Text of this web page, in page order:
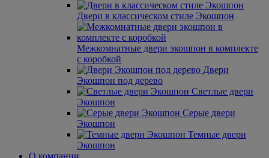
Двери в классическом стиле Экошпон
Межкомнатные двери экошпон в комплекте
с коробкой
Двери
Экошпон под дерево
Светлые двери
Экошпон
Серые двери
Экошпон
Темные двери
Экошпон
О компании